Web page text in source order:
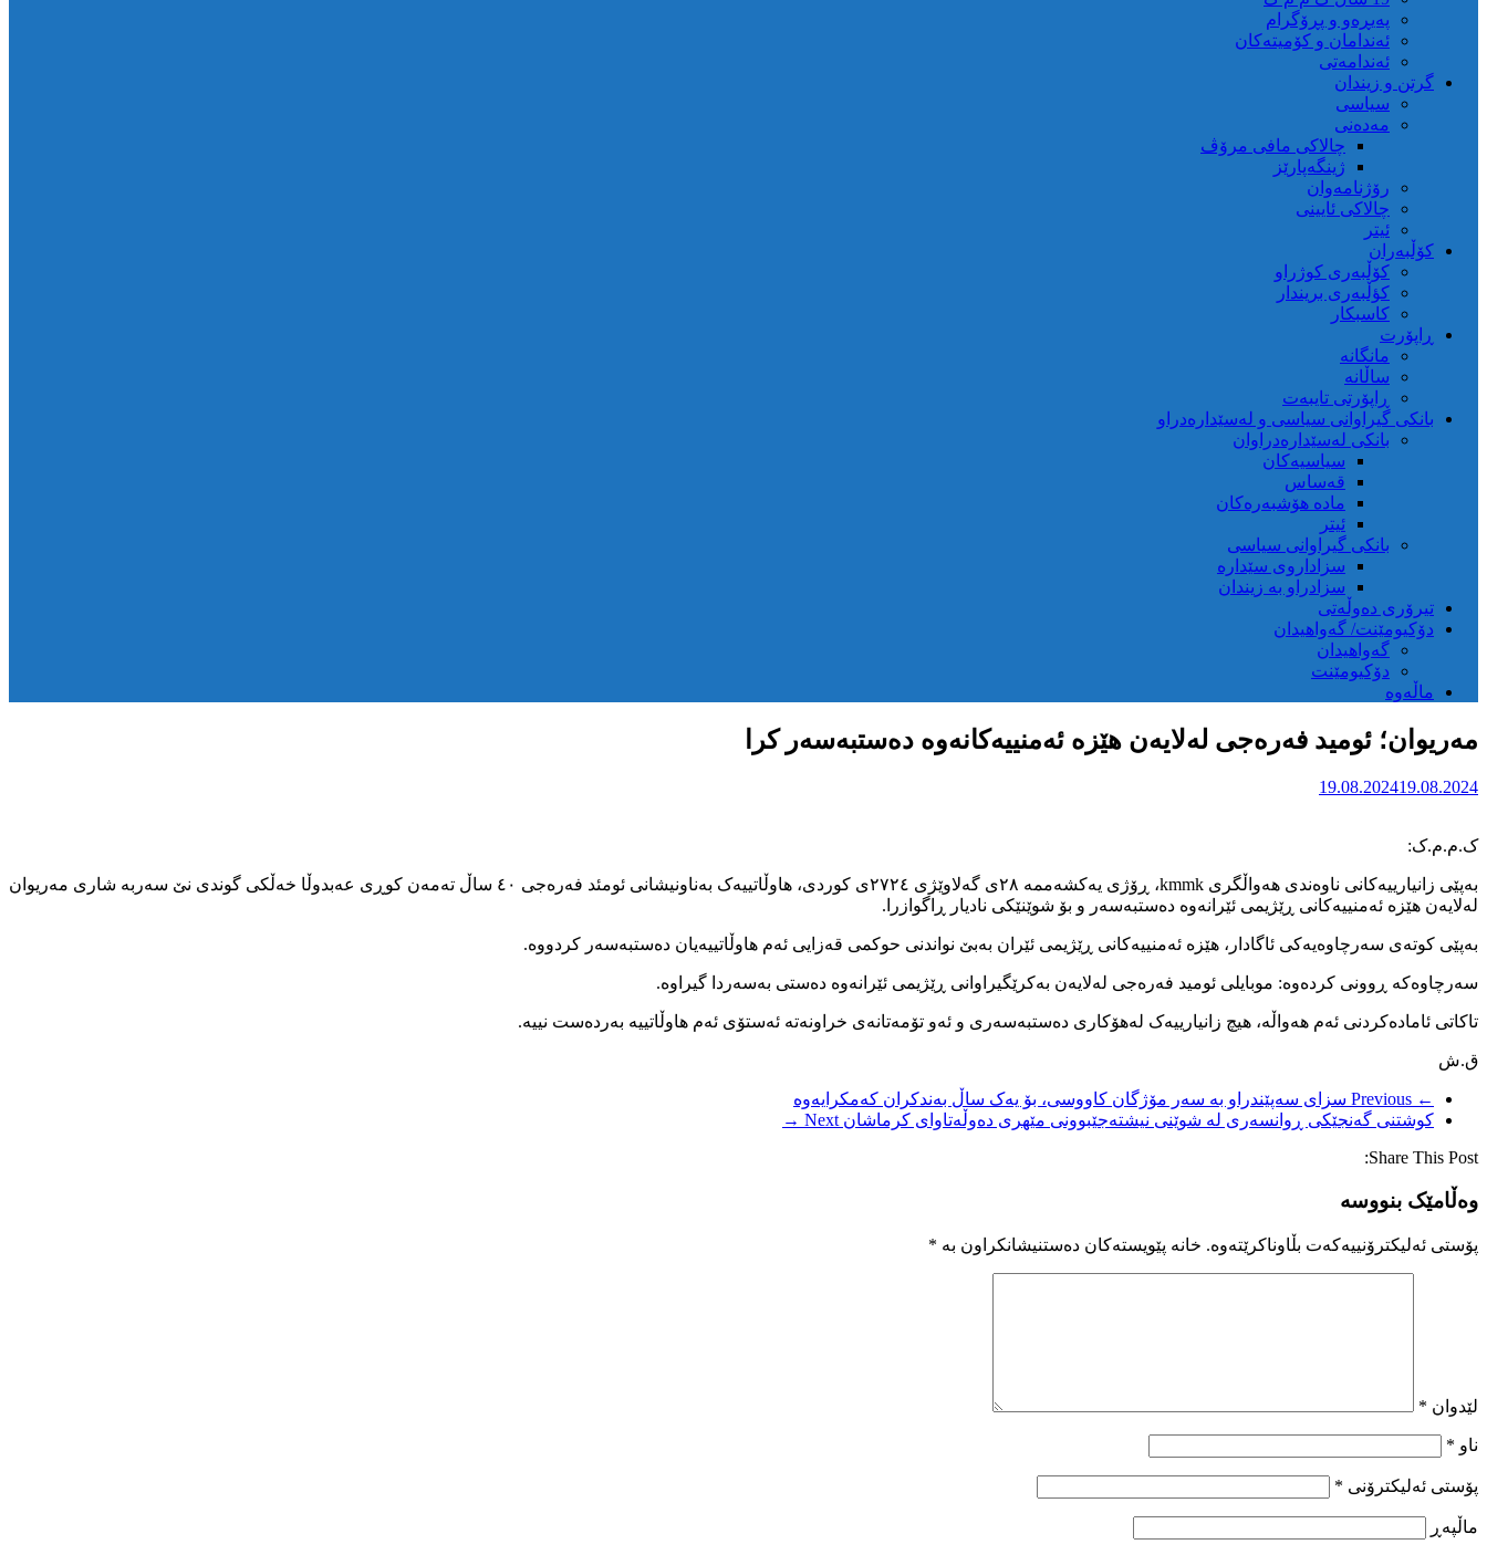
پەیڕەو و پڕۆگرام
ئەندامان و کۆمیتەکان
ئەندامەتی
گرتن و زیندان
سیاسی
مەدەنی
چالاکی مافی مرۆڤ
ژینگەپارێز
رۆژنامەوان
چالاکی ئایینی
ئیتر
کۆڵبەران
کۆڵبەری کوژراو
کؤڵبەری بریندار
کاسبکار
ڕاپۆرت
مانگانە
ساڵانە
ڕاپۆرتی تایبەت
بانکی گیراوانی سیاسی و لەسێدارەدراو
بانکی لەسێدارەدراوان
سیاسیەکان
قەساس
مادە هۆشبەرەکان
ئیتر
بانکی گیراوانی سیاسی
سزاداروی سێدارە
سزادراو بە زیندان
تیرۆری دەوڵەتی
دۆکیومێنت/ گەواهیدان
گەواهیدان
دۆکیومێنت
ماڵەوە
مەریوان؛ ئومید فەرەجی لەلایەن هێزە ئەمنییەکانەوە دەستبەسەر کرا
19.08.202419.08.2024
ک.م.م.ک:
بەپێی زانیارییەکانی ناوەندی هەواڵگری kmmk، ڕۆژی یەکشەممە ٢٨ی گەلاوێژی ٢٧٢٤ی کوردی، هاوڵاتییەک بەناونیشانی ئومئد فەرەجی ٤٠ ساڵ تەمەن کوڕی عەبدوڵا خەڵکی گوندی نێ سەربە شاری مەریوان
لەلایەن هێزە ئەمنییەکانی ڕێژیمی ئێرانەوە دەستبەسەر و بۆ شوێنێکی نادیار ڕاگوازرا.
بەپێی کوتەی سەرچاوەیەکی ئاگادار، هێزە ئەمنییەکانی ڕێژیمی ئێران بەبێ نواندنی حوکمی قەزایی ئەم هاوڵاتییەیان دەستبەسەر کردووە.
سەرچاوەکە ڕوونی کردەوە: موبایلی ئومید فەرەجی لەلایەن بەکرێگیراوانی ڕێژیمی ئێرانەوە دەستی بەسەردا گیراوە.
تاکاتی ئامادەکردنی ئەم هەواڵە، هیچ زانیارییەک لەهۆکاری دەستبەسەری و ئەو تۆمەتانەی خراونەتە ئەستۆی ئەم هاوڵاتییە بەردەست نییە.
ق.ش
← Previous
سزای سەپێندراو بە سەر مۆژگان کاووسی، بۆ یەک ساڵ بەندکران کەمکرایەوە
کوشتنی گەنجێکی ڕوانسەری لە شوێنی نیشتەجێبوونی مێهری دەوڵەتاوای کرماشان Next →
Share This Post:
وەڵامێک بنووسە
پۆستی ئەلیکترۆنییەکەت بڵاوناکرێتەوە. خانە پێویستەکان دەستنیشانکراون بە *
لێدوان *
ناو *
پۆستی ئەلیکترۆنی *
ماڵپه‌ڕ